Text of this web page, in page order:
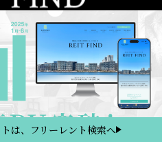
は、フリーレント検索へ